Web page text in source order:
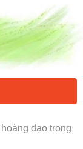
đạo trong